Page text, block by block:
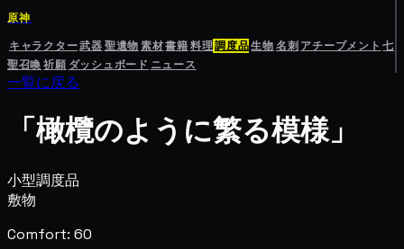
原神
キャラクター武器聖遺物素材書籍料理調度品生物名刺 アチーブメント 七
聖召喚祈願 ダッシュボード ニュース
一覧に戻る
「橄欖のように繁る模様」
小型調度品
敷物
Comfort: 60